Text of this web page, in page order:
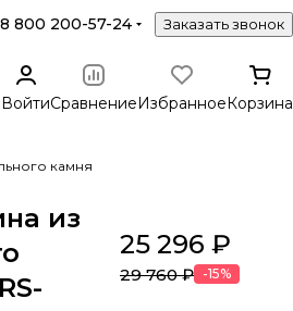
8 800 200-57-24 Заказать звонок
ВойтиСравнениеИзбранноеКорзина
камня
из
25 296 ₽
29 760 ₽ -15%